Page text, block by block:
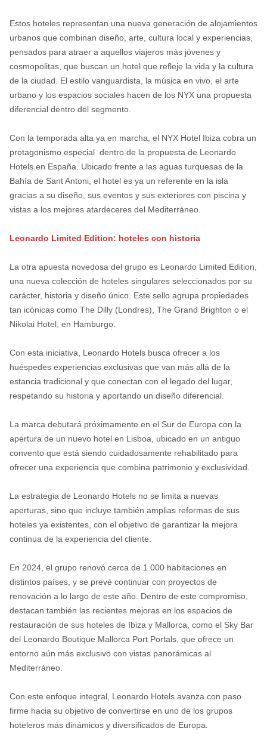
Estos hoteles representan una nueva generación de alojamientos
urbanos que combinan diseño, arte, cultura local y experiencias,
pensados para atraer a aquellos viajeros más jóvenes y
cosmopolitas, que buscan un hotel que refleje la vida y la cultura
de la ciudad. El estilo vanguardista, la música en vivo, el arte
urbano y los espacios sociales hacen de los NYX una propuesta
diferencial dentro del segmento.
Con la temporada alta ya en marcha, el NYX Hotel Ibiza cobra un
protagonismo especial dentro de la propuesta de Leonardo
Hotels en España. Ubicado frente a las aguas turquesas de la
Bahía de Sant Antoni, el hotel es ya un referente en la isla
gracias a su diseño, sus eventos y sus exteriores con piscina y
vistas a los mejores atardeceres del Mediterráneo.
Leonardo Limited Edition: hoteles con historia
La otra apuesta novedosa del grupo es Leonardo Limited Edition,
una nueva colección de hoteles singulares seleccionados por su
carácter, historia y diseño único. Este sello agrupa propiedades
tan icónicas como The Dilly (Londres), The Grand Brighton o el
Nikolai Hotel, en Hamburgo.
Con esta iniciativa, Leonardo Hotels busca ofrecer a los
huéspedes experiencias exclusivas que van más allá de la
estancia tradicional y que conectan con el legado del lugar,
respetando su historia y aportando un diseño diferencial.
La marca debutará próximamente en el Sur de Europa con la
apertura de un nuevo hotel en Lisboa, ubicado en un antiguo
convento que está siendo cuidadosamente rehabilitado para
ofrecer una experiencia que combina patrimonio y exclusividad.
La estrategia de Leonardo Hotels no se limita a nuevas
aperturas, sino que incluye también amplias reformas de sus
hoteles ya existentes, con el objetivo de garantizar la mejora
continua de la experiencia del cliente.
En 2024, el grupo renovó cerca de 1.000 habitaciones en
distintos países, y se prevé continuar con proyectos de
renovación a lo largo de este año. Dentro de este compromiso,
destacan también las recientes mejoras en los espacios de
restauración de sus hoteles de Ibiza y Mallorca, como el Sky Bar
del Leonardo Boutique Mallorca Port Portals, que ofrece un
entorno aún más exclusivo con vistas panorámicas al
Mediterráneo.
Con este enfoque integral, Leonardo Hotels avanza con paso
firme hacia su objetivo de convertirse en uno de los grupos
hoteleros más dinámicos y diversificados de Europa.